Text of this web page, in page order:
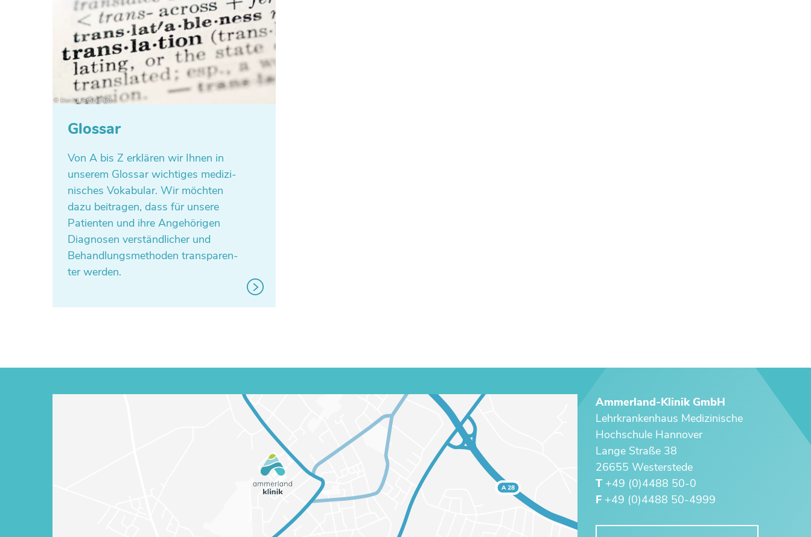
Glossar
Von A bis Z erklä­ren wir Ihnen in
unserem Glossar wich­ti­ges medi­zi­
ni­sches Voka­bu­lar. Wir möchten
dazu bei­tra­gen, dass für unsere
Pati­en­ten und ihre Ange­hö­ri­gen
Dia­gno­sen ver­ständ­li­cher und
Behand­lungs­me­tho­den trans­pa­ren­
ter werden.
Ammerland-Klinik GmbH
Lehrkrankenhaus ­Medizinische
Hochschule Hannover
Lange Straße 38
26655 Westerstede
T +49 (0)4488 50-0
F +49 (0)4488 50-4999